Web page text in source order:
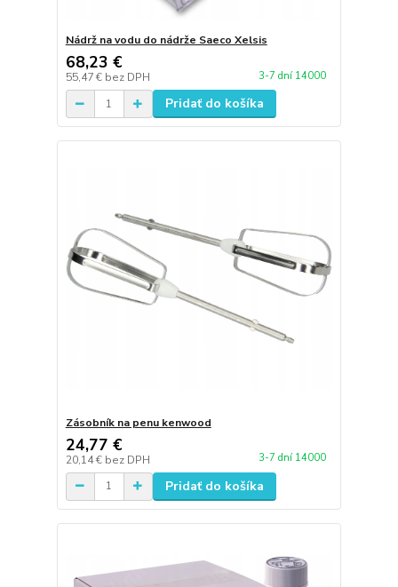
Nádrž na vodu do nádrže Saeco Xelsis
68,23 €
55,47 € bez DPH 3-7 dní 14000
Pridať do košíka
Zásobník na penu kenwood
24,77 €
20,14 € bez DPH 3-7 dní 14000
Pridať do košíka